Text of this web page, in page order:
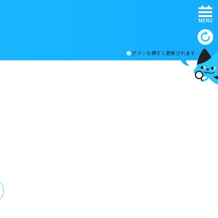
MENU
ボタンを押すと更新されます